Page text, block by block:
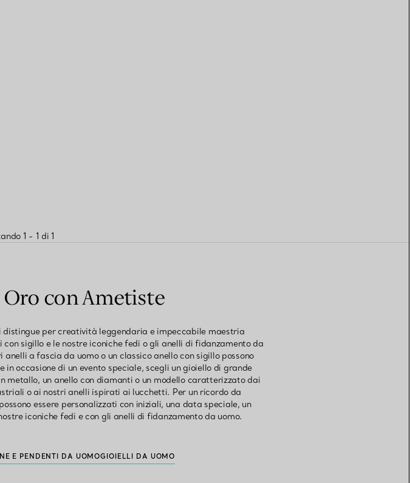
1 - 1 di 1
con Ametiste
per creatività leggendaria e impeccabile maestria
sigillo e le nostre iconiche fedi o gli anelli di fidanzamento da
a fascia da uomo o un classico anello con sigillo possono
occasione di un evento speciale, scegli un gioiello di grande
un anello con diamanti o un modello caratterizzato dai
o ai nostri anelli ispirati ai lucchetti. Per un ricordo da
essere personalizzati con iniziali, una data speciale, un
iconiche fedi e con gli anelli di fidanzamento da uomo.
E PENDENTI DA UOMOGIOIELLI DA UOMO